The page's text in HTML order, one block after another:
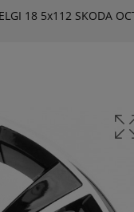
18 5x112 SKODA